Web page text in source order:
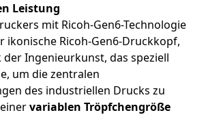
Leistung
mit Ricoh-Gen6-Technologie
ikonische Ricoh-Gen6-Druckkopf,
Ingenieurkunst, das speziell
um die zentralen
des industriellen Drucks zu
variablen Tröpfchengröße